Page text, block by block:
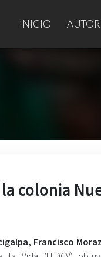
INICIO
colonia
Francisco